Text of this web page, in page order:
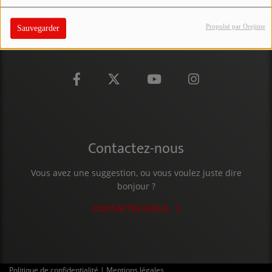
Sauvegarder Propulsé par Orejime
PARTICIPEZ
JEUX CONCOURS
L'ŒIL DE L'OIE | PRÉSENTATION
VIDÉOS | L’ŒIL DE L'OIE
Contactez-nous
Vous avez une suggestion, ou vous voulez juste dire
bonjour ?
CONTACTEZ-NOUS